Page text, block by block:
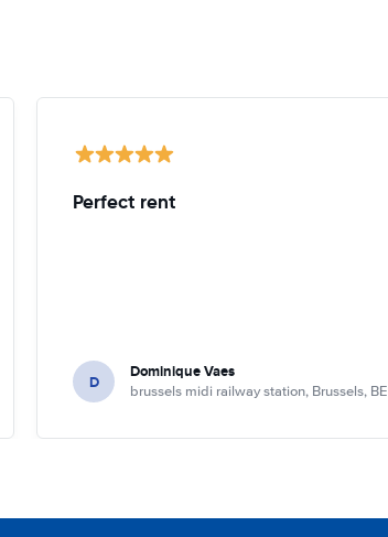
Perfect rent
D Dominique Vaes
brussels midi railway station, Brussels, BE